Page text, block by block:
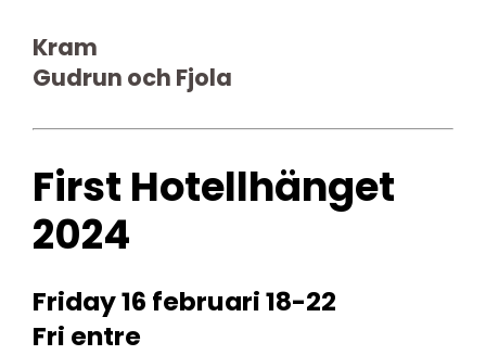
Kram
Gudrun och Fjola
First Hotellhänget
2024
Friday 16 februari 18-22
Fri entre